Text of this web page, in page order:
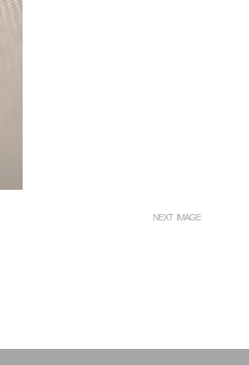
NEXT IMAGE